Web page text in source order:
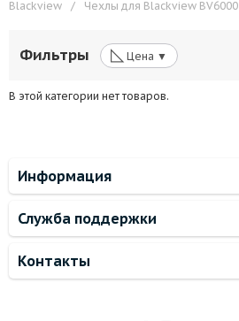
Blackview
/ Чехлы для Blackview BV6000
Фильтры ◺ Цена ▼
В этой категории нет товаров.
Информация
Служба поддержки
Контакты